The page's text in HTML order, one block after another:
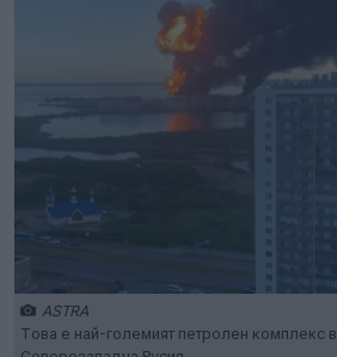
ASTRA
Това е най-големият петролен комплекс в